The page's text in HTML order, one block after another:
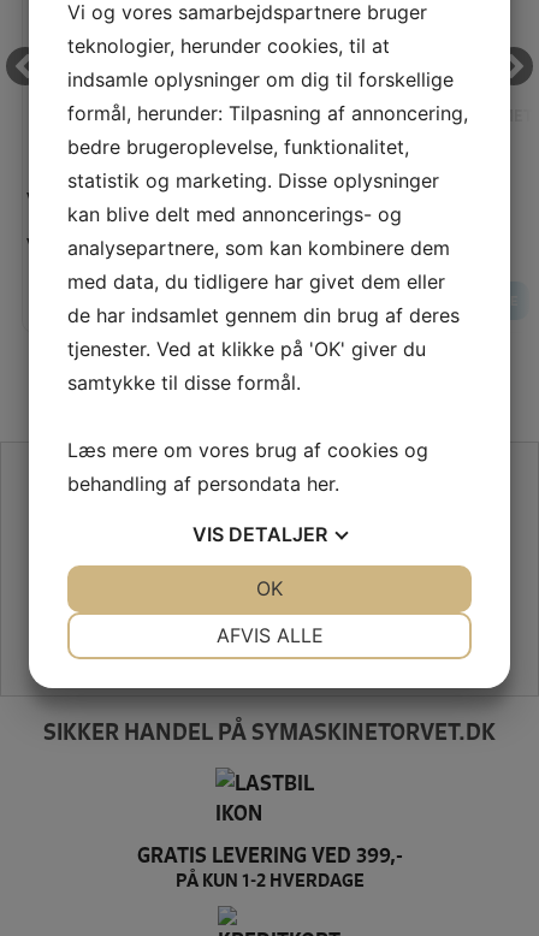
SCHMETZ JERSEY SUK (STR. 80)
Vejl. pris:
35,00 KR
Vores pris:
LÆG I KURV
Vores pris:
SE VORES ANMELDELSER PÅ TRUSTPILOT
SIKKER HANDEL PÅ SYMASKINETORVET.DK
GRATIS LEVERING VED 399,-
PÅ KUN 1-2 HVERDAGE
Vi og vores samarbejdspartnere bruger
teknologier, herunder cookies, til at
indsamle oplysninger om dig til forskellige
formål, herunder: Tilpasning af annoncering,
bedre brugeroplevelse, funktionalitet,
statistik og marketing. Disse oplysninger
kan blive delt med annoncerings- og
analysepartnere, som kan kombinere dem
med data, du tidligere har givet dem eller
de har indsamlet gennem din brug af deres
tjenester. Ved at klikke på 'OK' giver du
samtykke til disse formål.
Læs mere om vores brug af cookies og
behandling af persondata her.
VIS DETALJER
AFVIS ALLE
OK